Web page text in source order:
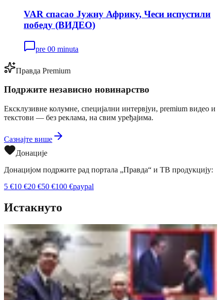
VAR спасао Јужну Африку, Чеси испустили
победу (ВИДЕО)
pre 00 minuta
Правда Premium
Подржите независно новинарство
Ексклузивне колумне, специјални интервјуи, premium видео и
текстови — без реклама, на свим уређајима.
Сазнајте више
Донације
Донацијом подржите рад портала „Правда“ и ТВ продукцију:
5 €10 €20 €50 €100 €paypal
Истакнуто